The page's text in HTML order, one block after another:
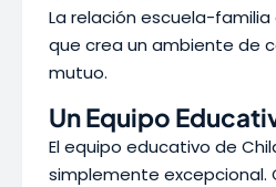
La relación escuela-familia
que crea un ambiente de
mutuo.
Un Equipo
El equipo educativo de
simplemente excepcional.